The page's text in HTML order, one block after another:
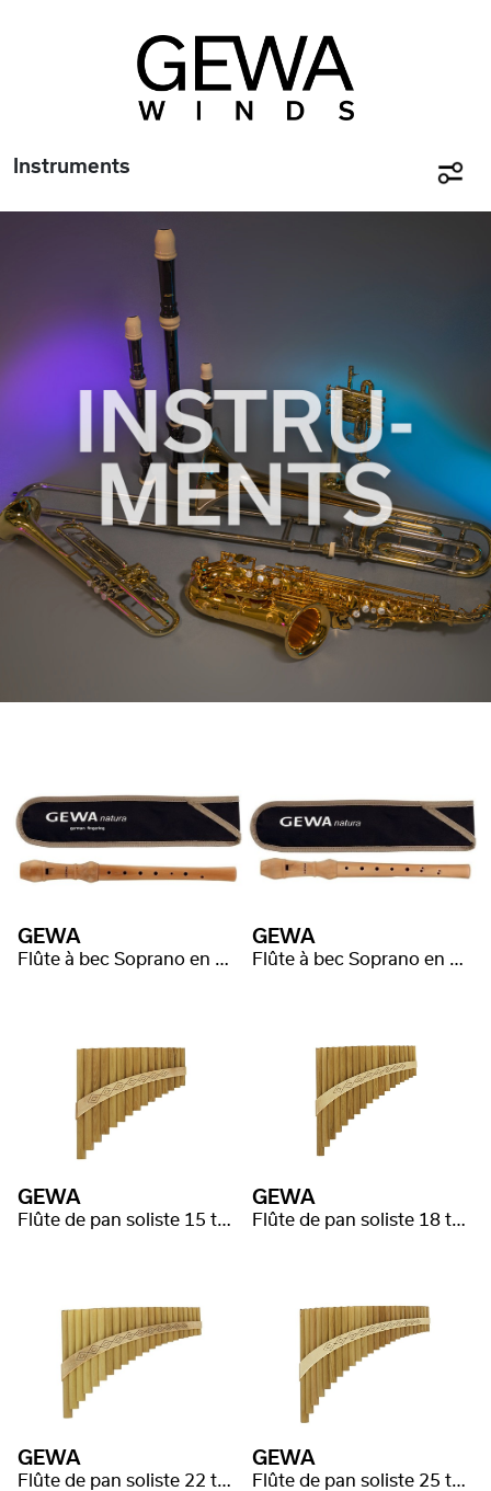
Instruments
GEWA
Flûte à bec Soprano en Ut Natura
GEWA
Flûte à bec Soprano en Ut Natura
GEWA
Flûte de pan soliste 15 tubes
GEWA
Flûte de pan soliste 18 tubes
GEWA
Flûte de pan soliste 22 tubes
GEWA
Flûte de pan soliste 25 tubes